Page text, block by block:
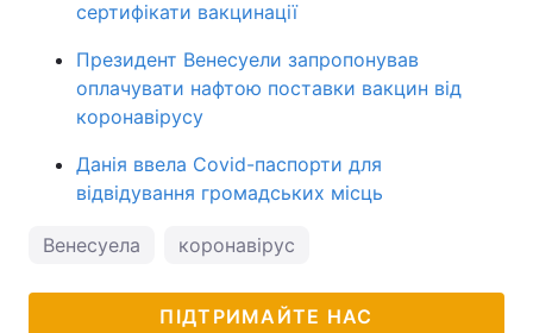
сертифікати вакцинації
Президент Венесуели запропонував
оплачувати нафтою поставки вакцин від
коронавірусу
Данія ввела Covid-паспорти для
відвідування громадських місць
Венесуела коронавірус
ПІДТРИМАЙТЕ НАС